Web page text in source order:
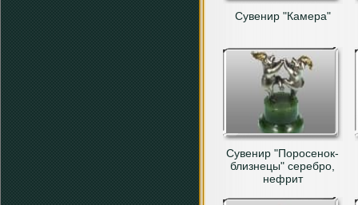
Сувенир "Камера"
Сувенир "Поросенок-
близнецы" серебро,
нефрит